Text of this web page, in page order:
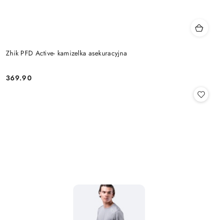
Zhik PFD Active- kamizelka asekuracyjna
Cena:
369.90